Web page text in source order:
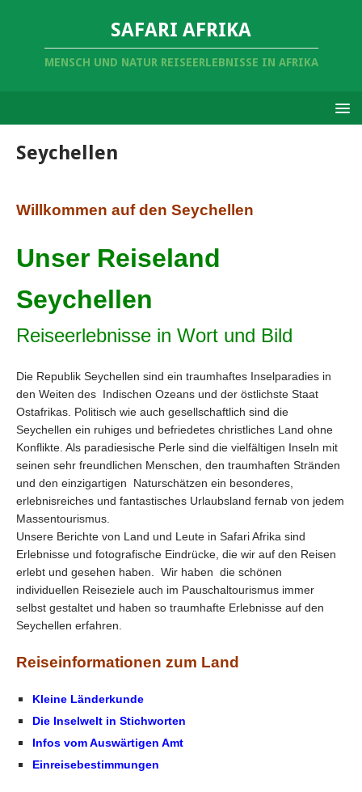
SAFARI AFRIKA
MENSCH UND NATUR REISEERLEBNISSE IN AFRIKA
Seychellen
Willkommen auf den Seychellen
Unser Reiseland
Seychellen
Reiseerlebnisse in Wort und Bild
Die Republik Seychellen sind ein traumhaftes Inselparadies in
den Weiten des Indischen Ozeans und der östlichste Staat
Ostafrikas. Politisch wie auch gesellschaftlich sind die
Seychellen ein ruhiges und befriedetes christliches Land ohne
Konflikte. Als paradiesische Perle sind die vielfältigen Inseln mit
seinen sehr freundlichen Menschen, den traumhaften Stränden
und den einzigartigen Naturschätzen ein besonderes,
erlebnisreiches und fantastisches Urlaubsland fernab von jedem
Massentourismus.
Unsere Berichte von Land und Leute in Safari Afrika sind
Erlebnisse und fotografische Eindrücke, die wir auf den Reisen
erlebt und gesehen haben. Wir haben die schönen
individuellen Reiseziele auch im Pauschaltourismus immer
selbst gestaltet und haben so traumhafte Erlebnisse auf den
Seychellen erfahren.
Reiseinformationen zum Land
Kleine Länderkunde
Die Inselwelt in Stichworten
Infos vom Auswärtigen Amt
Einreisebestimmungen